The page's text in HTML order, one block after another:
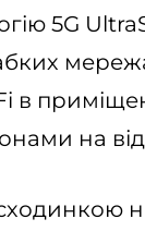
5G
в
на